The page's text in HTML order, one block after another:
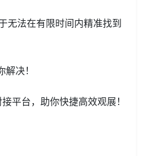
无法在有限时间内精准找到
决！
平台，助你快捷高效观展！